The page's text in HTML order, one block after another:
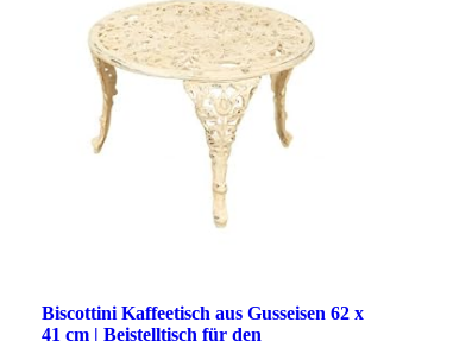
Biscottini Kaffeetisch aus Gusseisen 62 x
41 cm | Beistelltisch für den